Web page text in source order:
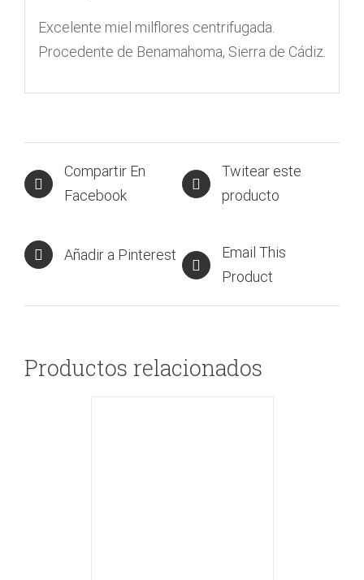
Excelente miel milflores centrifugada.
Procedente de Benamahoma, Sierra de Cádiz.
Compartir En
Facebook
Twitear este
producto
Añadir a Pinterest
Email This
Product
Productos relacionados